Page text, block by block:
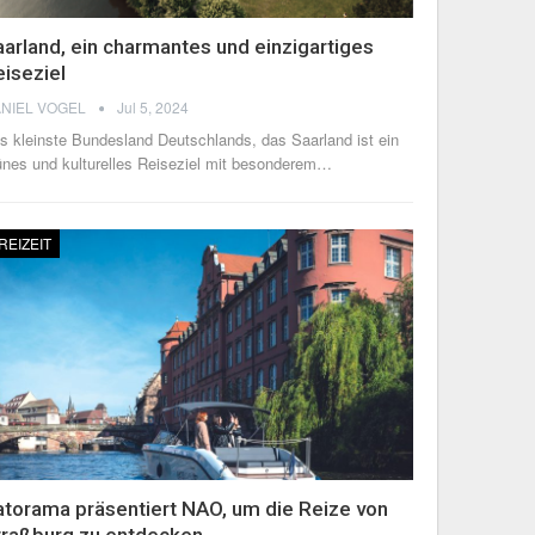
ein charmantes und einzigartiges
VOGEL Jul 5, 2024
kleinste Bundesland Deutschlands, das Saarland ist ein
und kulturelles Reiseziel mit besonderem…
präsentiert NAO, um die Reize von